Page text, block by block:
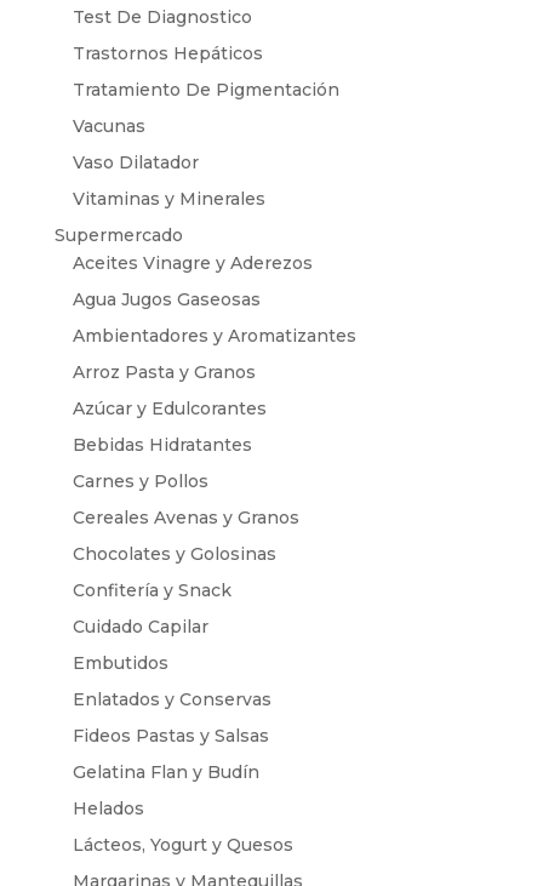
Test De Diagnostico
Trastornos Hepáticos
Tratamiento De Pigmentación
Vacunas
Vaso Dilatador
Vitaminas y Minerales
Supermercado
Aceites Vinagre y Aderezos
Agua Jugos Gaseosas
Ambientadores y Aromatizantes
Arroz Pasta y Granos
Azúcar y Edulcorantes
Bebidas Hidratantes
Carnes y Pollos
Cereales Avenas y Granos
Chocolates y Golosinas
Confitería y Snack
Cuidado Capilar
Embutidos
Enlatados y Conservas
Fideos Pastas y Salsas
Gelatina Flan y Budín
Helados
Lácteos, Yogurt y Quesos
Margarinas y Mantequillas